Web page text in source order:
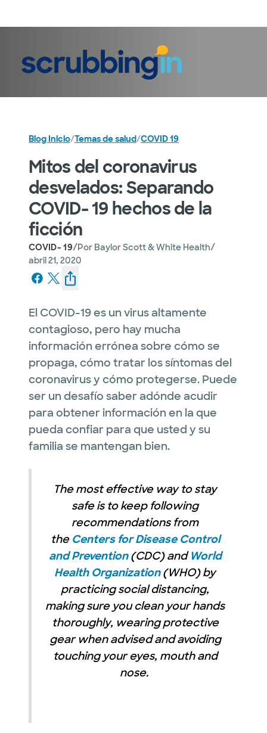
Blog Inicio/Temas de salud/COVID 19
Mitos del coronavirus
desvelados: Separando
COVID- 19 hechos de la
ficción
COVID- 19/Por Baylor Scott & White Health/
abril 21, 2020
El COVID-19 es un virus altamente
contagioso, pero hay mucha
información errónea sobre cómo se
propaga, cómo tratar los síntomas del
coronavirus y cómo protegerse. Puede
ser un desafío saber adónde acudir
para obtener información en la que
pueda confiar para que usted y su
familia se mantengan bien.
The most effective way to stay
safe is to keep following
recommendations from
the Centers for Disease Control
and Prevention(CDC) andWorld
Health Organization(WHO) by
practicing social distancing,
making sure you clean your hands
thoroughly, wearing protective
gear when advised and avoiding
touching your eyes, mouth and
nose.